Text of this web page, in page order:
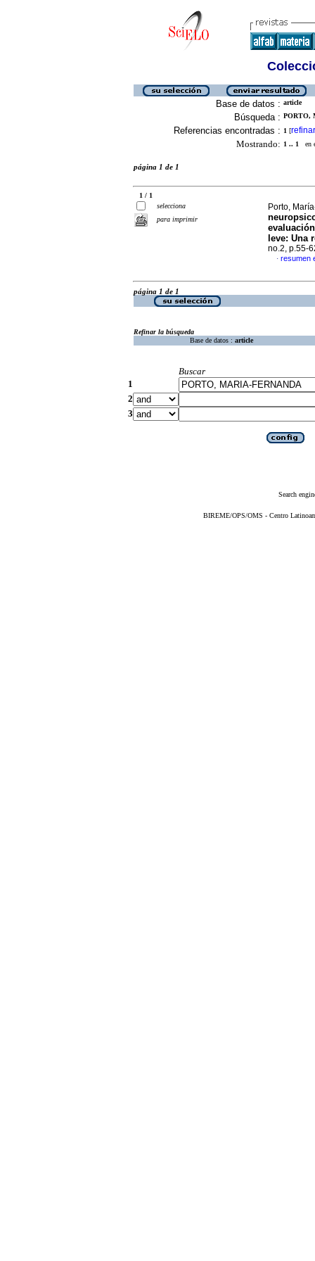
Base de datos : article
Búsqueda : PORTO,
Referencias encontradas : 1 [refinar
Mostrando: 1 .. 1 en
página 1 de 1
1 / 1
selecciona
para imprimir
Porto,
leve: Una
no.2, p.55-
· resumen
página 1 de 1
Refinar la búsqueda
Base de datos : article
Buscar
1
2
3
Search
BIREME/OPS/OMS - Centro